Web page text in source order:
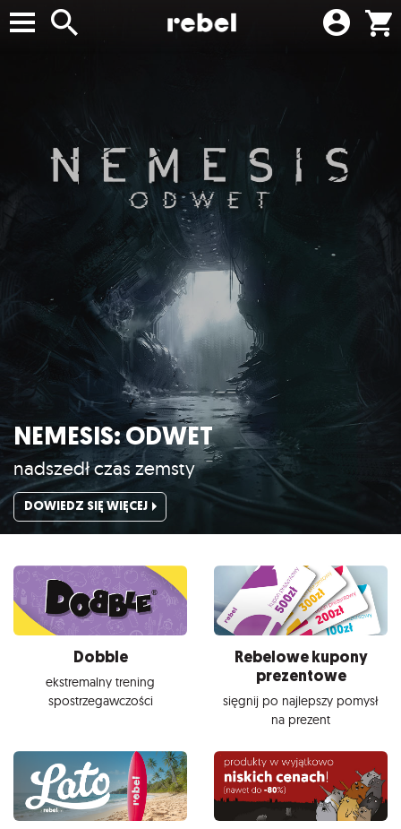
NEMESIS: ODWET
nadszedł czas zemsty
DOWIEDZ SIĘ WIĘCEJ
Dobble
ekstremalny trening
spostrzegawczości
Rebelowe kupony
prezentowe
sięgnij po najlepszy pomysł
na prezent